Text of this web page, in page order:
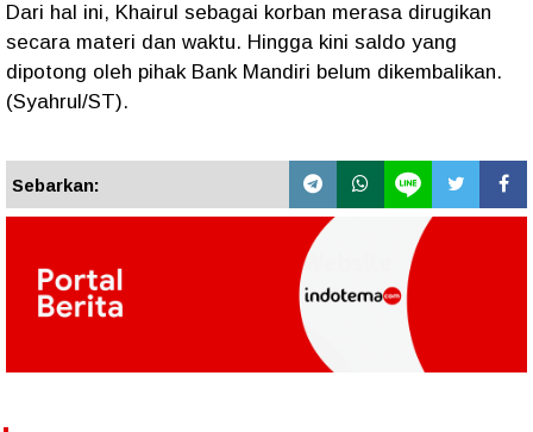
Dari hal ini, Khairul sebagai korban merasa dirugikan
secara materi dan waktu. Hingga kini saldo yang
dipotong oleh pihak Bank Mandiri belum dikembalikan.
(Syahrul/ST).
Sebarkan: